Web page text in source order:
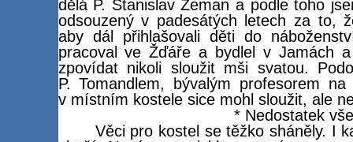
dělá P. Stanislav Zeman a podle toho
odsouzený v padesátých letech za to,
aby dál přihlašovali děti do
pracoval ve Žďáře a bydlel v Jamách
zpovídat nikoli sloužit mši svatou.
P. Tomandlem, bývalým profesorem
v místním kostele sice mohl sloužit, ale
* Nedostatek
Věci pro kostel se těžko sháněly. I